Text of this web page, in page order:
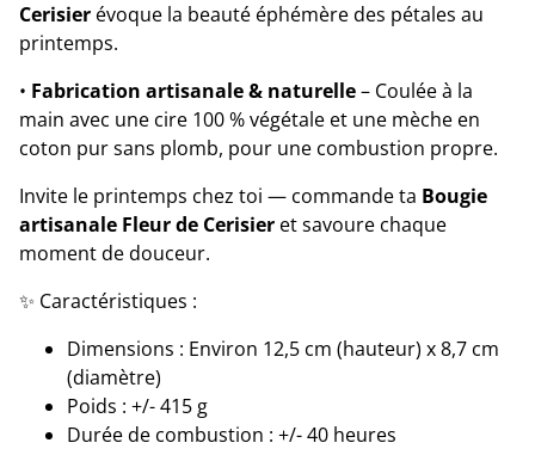
Cerisier évoque la beauté éphémère des pétales au
printemps.
• Fabrication artisanale & naturelle– Coulée à la
main avec une cire 100 % végétale et une mèche en
coton pur sans plomb, pour une combustion propre.
Invite le printemps chez toi — commande ta Bougie
artisanale Fleur de Cerisier et savoure chaque
moment de douceur.
✨ Caractéristiques :
Dimensions : Environ 12,5 cm (hauteur) x 8,7 cm
(diamètre)
Poids : +/- 415 g
Durée de combustion : +/- 40 heures